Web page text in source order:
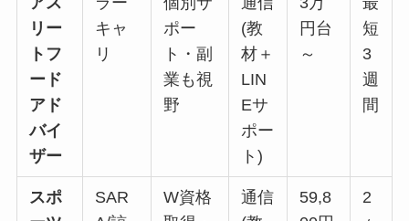
リー
トフ
ード
アド
バイ
ザー
キャ
リ
ポー
ト・副
業も視
野
(教
材＋
LIN
Eサ
ポー
ト)
円台
～
短
3
週
間
スポ
SAR
W資格
通信
59,8
2